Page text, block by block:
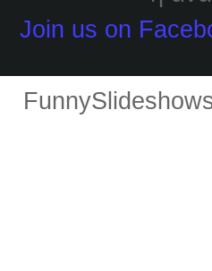
Join us on